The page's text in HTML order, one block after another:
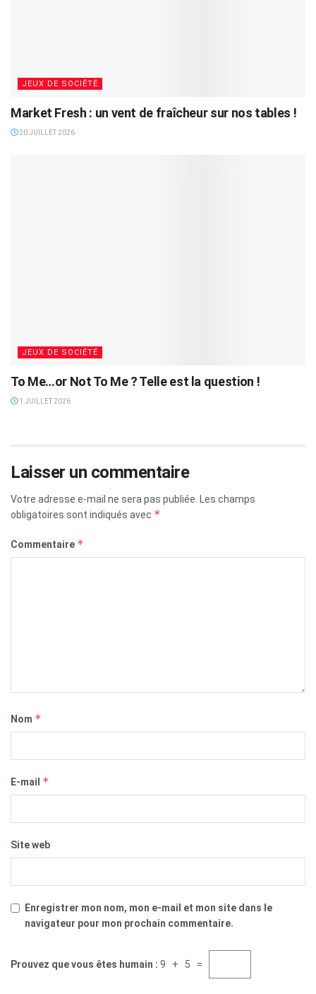
JEUX DE SOCIÉTÉ
Market Fresh : un vent de fraîcheur sur nos tables !
20 JUILLET 2026
JEUX DE SOCIÉTÉ
To Me…or Not To Me ? Telle est la question !
1 JUILLET 2026
Laisser un commentaire
Votre adresse e-mail ne sera pas publiée. Les champs
obligatoires sont indiqués avec *
Commentaire *
Nom *
E-mail *
Site web
Enregistrer mon nom, mon e-mail et mon site dans le
navigateur pour mon prochain commentaire.
Prouvez que vous êtes humain : 9 + 5 =